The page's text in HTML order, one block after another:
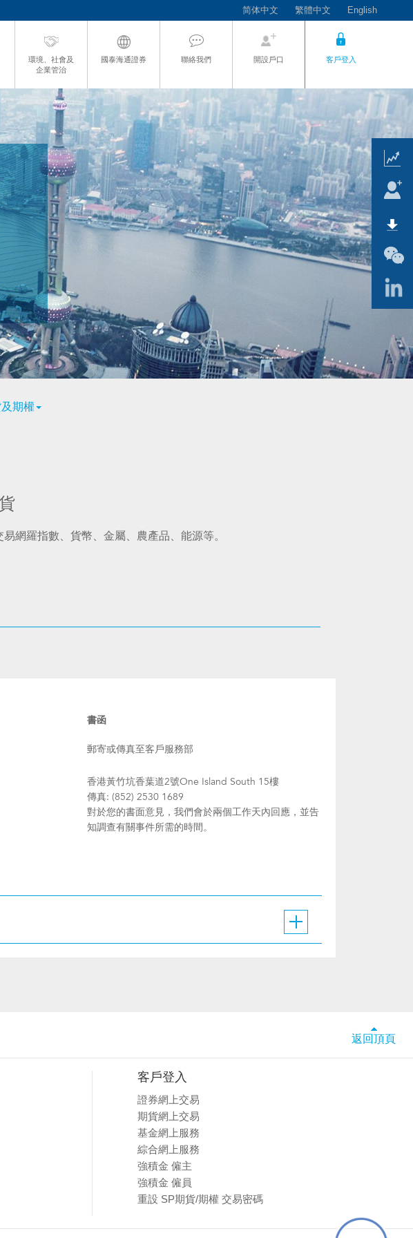
简体中文 繁體中文 English
環境、社會及
企業管治
國泰海通證券 聯絡我們 開設戶口 客戶登入
期權
網羅指數、貨幣、金屬、農產品、能源等。
書函
郵寄或傳真至客戶服務部
香港黃竹坑香葉道2號One Island South 15樓
傳真: (852) 2530 1689
對於您的書面意見，我們會於兩個工作天內回應，並告
知調查有關事件所需的時間。
返回頂頁
客戶登入
證券網上交易
期貨網上交易
基金網上服務
綜合網上服務
強積金 僱主
強積金 僱員
重設 SP期貨/期權 交易密碼